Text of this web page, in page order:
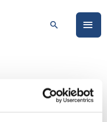
Suchen
Belgien